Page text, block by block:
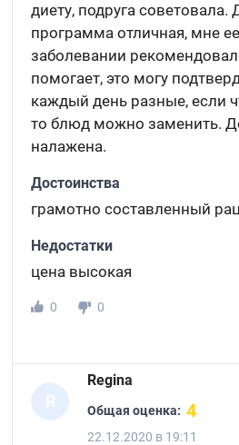
диету, подруга советовала.
программа отличная, мне
заболевании
помогает, это могу
каждый день разные, если
то блюд можно заменить.
налажена.
Достоинства
грамотно составленный
Недостатки
цена высокая
0
0
R
Regina
Общая оценка: 4
22.12.2020 в 19:11